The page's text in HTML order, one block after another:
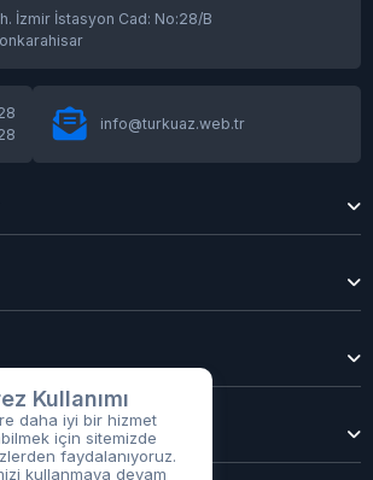
İzmir İstasyon Cad: No:28/B
info@turkuaz.web.tr
Kullanımı
daha iyi bir hizmet
için sitemizde
faydalanıyoruz.
kullanmaya devam